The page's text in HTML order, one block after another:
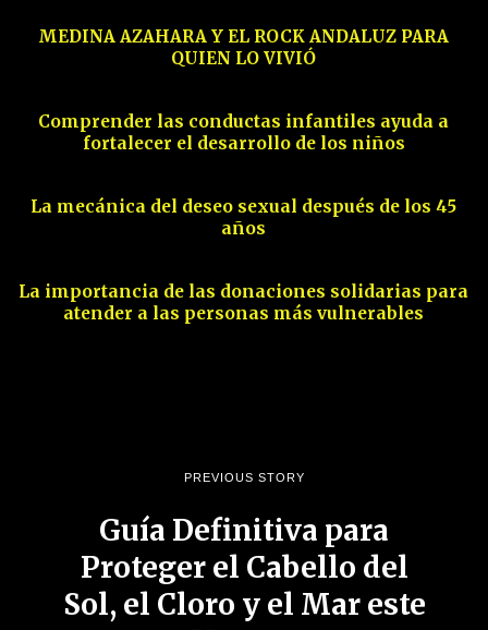
MEDINA AZAHARA Y EL ROCK ANDALUZ PARA
QUIEN LO VIVIÓ
Comprender las conductas infantiles ayuda a
fortalecer el desarrollo de los niños
La mecánica del deseo sexual después de los 45
años
La importancia de las donaciones solidarias para
atender a las personas más vulnerables
PREVIOUS STORY
Guía Definitiva para
Proteger el Cabello del
Sol, el Cloro y el Mar este